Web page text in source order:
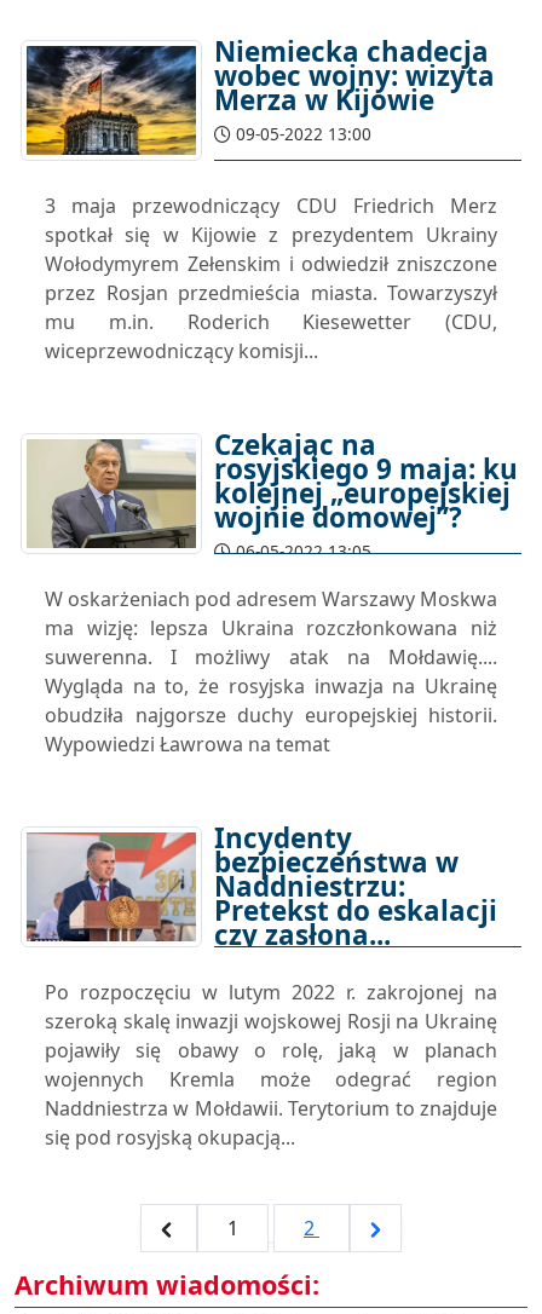
Niemiecka chadecja
wobec wojny: wizyta
Merza w Kijowie
09-05-2022 13:00
3 maja przewodniczący CDU Friedrich Merz
spotkał się w Kijowie z prezydentem Ukrainy
Wołodymyrem Zełenskim i odwiedził zniszczone
przez Rosjan przedmieścia miasta. Towarzyszył
mu m.in. Roderich Kiesewetter (CDU,
wiceprzewodniczący komisji...
Czekając na
rosyjskiego 9 maja: ku
kolejnej „europejskiej
wojnie domowej”?
06-05-2022 13:05
W oskarżeniach pod adresem Warszawy Moskwa
ma wizję: lepsza Ukraina rozczłonkowana niż
suwerenna. I możliwy atak na Mołdawię....
Wygląda na to, że rosyjska inwazja na Ukrainę
obudziła najgorsze duchy europejskiej historii.
Wypowiedzi Ławrowa na temat
Incydenty
bezpieczeństwa w
Naddniestrzu:
Pretekst do eskalacji
czy zasłona...
Po rozpoczęciu w lutym 2022 r. zakrojonej na
szeroką skalę inwazji wojskowej Rosji na Ukrainę
pojawiły się obawy o rolę, jaką w planach
wojennych Kremla może odegrać region
Naddniestrza w Mołdawii. Terytorium to znajduje
się pod rosyjską okupacją...
1 2
Archiwum wiadomości: